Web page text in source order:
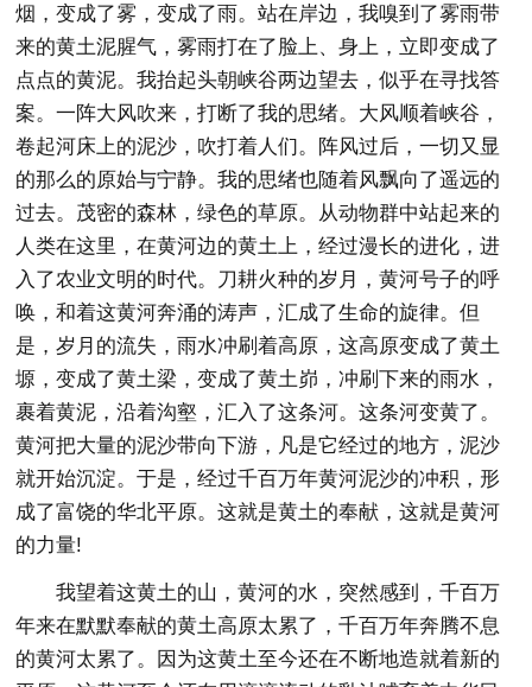
烟，变成了雾，变成了雨。站在岸边，我嗅到了雾雨带
来的黄土泥腥气，雾雨打在了脸上、身上，立即变成了
点点的黄泥。我抬起头朝峡谷两边望去，似乎在寻找答
案。一阵大风吹来，打断了我的思绪。大风顺着峡谷，
卷起河床上的泥沙，吹打着人们。阵风过后，一切又显
的那么的原始与宁静。我的思绪也随着风飘向了遥远的
过去。茂密的森林，绿色的草原。从动物群中站起来的
人类在这里，在黄河边的黄土上，经过漫长的进化，进
入了农业文明的时代。刀耕火种的岁月，黄河号子的呼
唤，和着这黄河奔涌的涛声，汇成了生命的旋律。但
是，岁月的流失，雨水冲刷着高原，这高原变成了黄土
塬，变成了黄土梁，变成了黄土峁，冲刷下来的雨水，
裹着黄泥，沿着沟壑，汇入了这条河。这条河变黄了。
黄河把大量的泥沙带向下游，凡是它经过的地方，泥沙
就开始沉淀。于是，经过千百万年黄河泥沙的冲积，形
成了富饶的华北平原。这就是黄土的奉献，这就是黄河
的力量!
我望着这黄土的山，黄河的水，突然感到，千百万
年来在默默奉献的黄土高原太累了，千百万年奔腾不息
的黄河太累了。因为这黄土至今还在不断地造就着新的